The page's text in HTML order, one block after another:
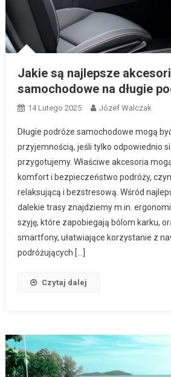
Jakie są najlepsze
samochodowe na długie
14 Lutego 2025 Józef Walczak
Długie podróże samochodowe mogą
przyjemnością, jeśli tylko odpowiednio
przygotujemy. Właściwe akcesoria
komfort i bezpieczeństwo podróży,
relaksującą i bezstresową. Wśród
dalekie trasy znajdziemy m.in.
szyję, które zapobiegają bólom karku,
smartfony, ułatwiające korzystanie z
podróżujących […]
Czytaj dalej